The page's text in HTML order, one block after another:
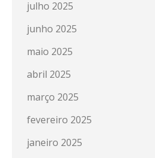
julho 2025
junho 2025
maio 2025
abril 2025
março 2025
fevereiro 2025
janeiro 2025